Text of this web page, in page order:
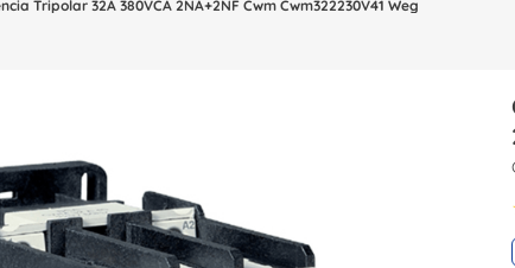
Tripolar 32A 380VCA 2NA+2NF Cwm Cwm322230V41 Weg